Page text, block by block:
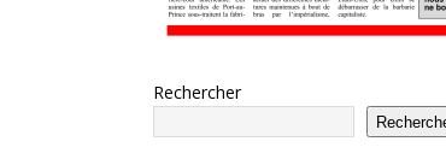
Rechercher